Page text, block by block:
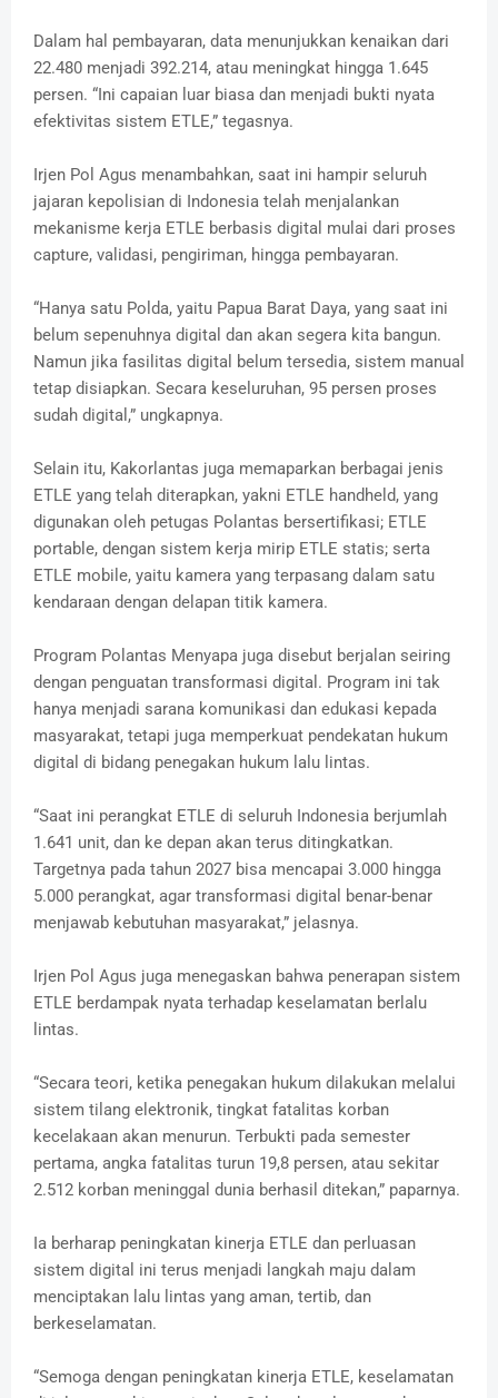
Dalam hal pembayaran, data menunjukkan kenaikan dari
22.480 menjadi 392.214, atau meningkat hingga 1.645
persen. “Ini capaian luar biasa dan menjadi bukti nyata
efektivitas sistem ETLE,” tegasnya.
Irjen Pol Agus menambahkan, saat ini hampir seluruh
jajaran kepolisian di Indonesia telah menjalankan
mekanisme kerja ETLE berbasis digital mulai dari proses
capture, validasi, pengiriman, hingga pembayaran.
“Hanya satu Polda, yaitu Papua Barat Daya, yang saat ini
belum sepenuhnya digital dan akan segera kita bangun.
Namun jika fasilitas digital belum tersedia, sistem manual
tetap disiapkan. Secara keseluruhan, 95 persen proses
sudah digital,” ungkapnya.
Selain itu, Kakorlantas juga memaparkan berbagai jenis
ETLE yang telah diterapkan, yakni ETLE handheld, yang
digunakan oleh petugas Polantas bersertifikasi; ETLE
portable, dengan sistem kerja mirip ETLE statis; serta
ETLE mobile, yaitu kamera yang terpasang dalam satu
kendaraan dengan delapan titik kamera.
Program Polantas Menyapa juga disebut berjalan seiring
dengan penguatan transformasi digital. Program ini tak
hanya menjadi sarana komunikasi dan edukasi kepada
masyarakat, tetapi juga memperkuat pendekatan hukum
digital di bidang penegakan hukum lalu lintas.
“Saat ini perangkat ETLE di seluruh Indonesia berjumlah
1.641 unit, dan ke depan akan terus ditingkatkan.
Targetnya pada tahun 2027 bisa mencapai 3.000 hingga
5.000 perangkat, agar transformasi digital benar-benar
menjawab kebutuhan masyarakat,” jelasnya.
Irjen Pol Agus juga menegaskan bahwa penerapan sistem
ETLE berdampak nyata terhadap keselamatan berlalu
lintas.
“Secara teori, ketika penegakan hukum dilakukan melalui
sistem tilang elektronik, tingkat fatalitas korban
kecelakaan akan menurun. Terbukti pada semester
pertama, angka fatalitas turun 19,8 persen, atau sekitar
2.512 korban meninggal dunia berhasil ditekan,” paparnya.
Ia berharap peningkatan kinerja ETLE dan perluasan
sistem digital ini terus menjadi langkah maju dalam
menciptakan lalu lintas yang aman, tertib, dan
berkeselamatan.
“Semoga dengan peningkatan kinerja ETLE, keselamatan